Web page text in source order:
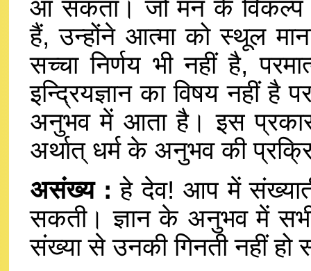
आ सकता। जो मन के विकल्प
हैं, उन्होंने आत्मा को स्थूल
सच्चा निर्णय भी नहीं है,
इन्द्रियज्ञान का विषय नहीं है
अनुभव में आता है। इस प्रकार
अर्थात् धर्म के अनुभव की
असंख्य : हे देव! आप में
सकती। ज्ञान के अनुभव में
संख्या से उनकी गिनती नहीं हो